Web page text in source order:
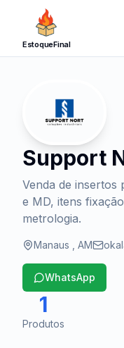
EstoqueFinal
Support
Venda de insertos
e MD, itens
metrologia.
Manaus AM
WhatsApp
1
Produtos